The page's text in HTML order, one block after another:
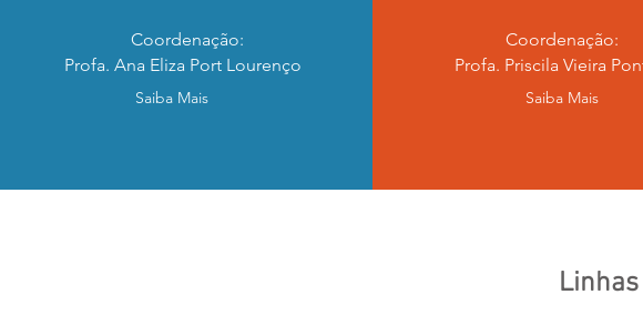
Coordenação:
Profa. Ana Eliza Port Lourenço
Saiba Mais
Coordenação:
Profa. Priscila Vieira
Saiba Mais